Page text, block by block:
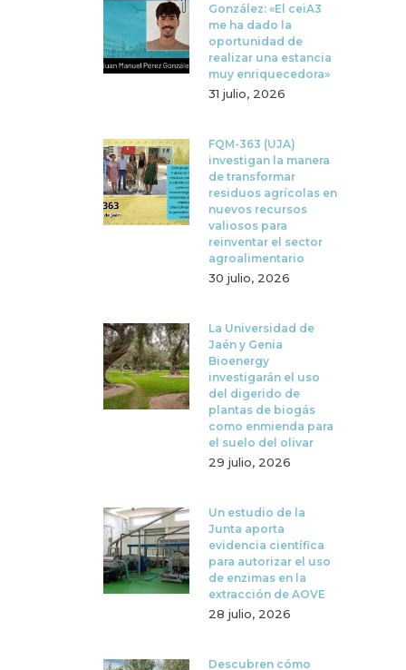
González: «El ceiA3
me ha dado la
oportunidad de
realizar una estancia
muy enriquecedora»
31 julio, 2026
FQM-363 (UJA)
investigan la manera
de transformar
residuos agrícolas en
nuevos recursos
valiosos para
reinventar el sector
agroalimentario
30 julio, 2026
La Universidad de
Jaén y Genia
Bioenergy
investigarán el uso
del digerido de
plantas de biogás
como enmienda para
el suelo del olivar
29 julio, 2026
Un estudio de la
Junta aporta
evidencia científica
para autorizar el uso
de enzimas en la
extracción de AOVE
28 julio, 2026
Descubren cómo